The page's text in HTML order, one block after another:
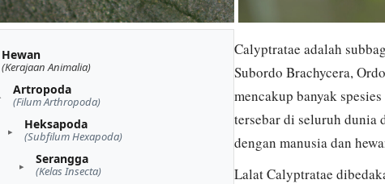
Hewan
(Kerajaan Animalia)
Artropoda
(Filum Arthropoda)
Heksapoda
(Subfilum Hexapoda)
Serangga
(Kelas Insecta)
Calyptratae adalah
Subordo Brachycera,
mencakup banyak
tersebar di seluruh dunia
dengan manusia dan
Lalat Calyptratae